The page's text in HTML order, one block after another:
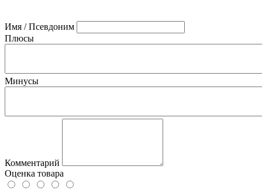
Имя / Псевдоним
Плюсы
Минусы
Комментарий
Оценка товара